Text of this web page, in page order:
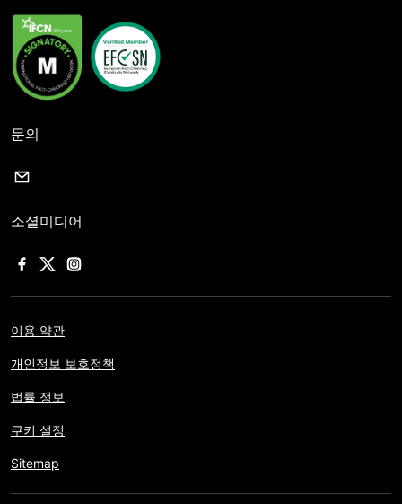
문의
소셜미디어
이용 약관
개인정보 보호정책
법률 정보
쿠키 설정
Sitemap